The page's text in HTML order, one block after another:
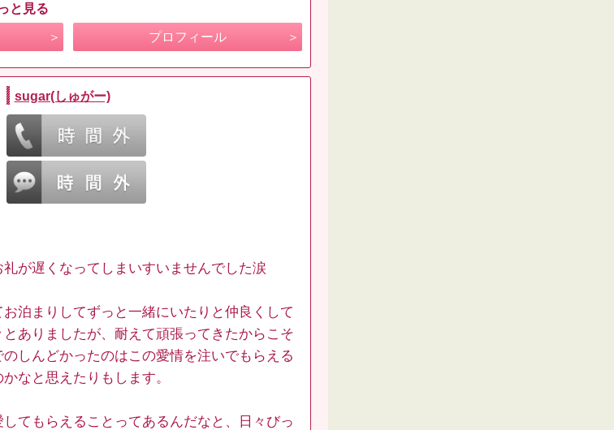
と見る
プロフィール
sugar(しゅがー)
が遅くなってしまいすいませんでした涙
泊まりしてずっと一緒にいたりと仲良くして
ありましたが、耐えて頑張ってきたからこそ
しんどかったのはこの愛情を注いでもらえる
なと思えたりもします。
てもらえることってあるんだなと、日々びっ